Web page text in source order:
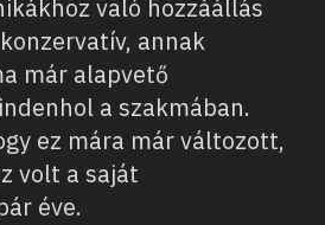
való hozzáállás
annak
már alapvető
a szakmában.
ez mára már változott,
volt a saját
éve.